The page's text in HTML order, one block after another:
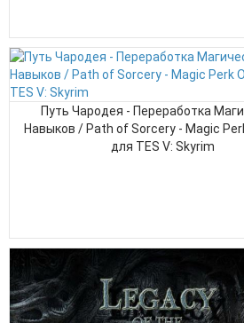
Путь Чародея - Переработка
Навыков / Path of Sorcery - Magic
для TES V: Skyrim